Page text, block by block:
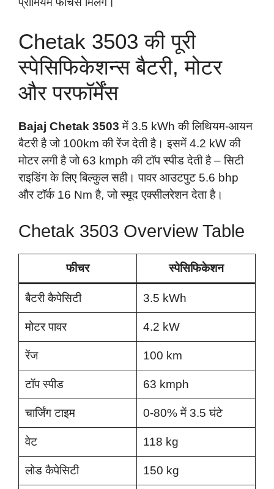
Chetak 3503 की पूरी
स्पेसिफिकेशन्स बैटरी, मोटर
और परफॉर्मेंस
Bajaj Chetak 3503 में 3.5 kWh की लिथियम-आयन
बैटरी है जो 100km की रेंज देती है। इसमें 4.2 kW की
मोटर लगी है जो 63 kmph की टॉप स्पीड देती है – सिटी
राइडिंग के लिए बिल्कुल सही। पावर आउटपुट 5.6 bhp
और टॉर्क 16 Nm है, जो स्मूद एक्सीलरेशन देता है।
Chetak 3503 Overview Table
फीचर स्पेसिफिकेशन
बैटरी कैपेसिटी 3.5 kWh
मोटर पावर 4.2 kW
रेंज 100 km
टॉप स्पीड 63 kmph
चार्जिंग टाइम 0-80% में 3.5 घंटे
वेट 118 kg
लोड कैपेसिटी 150 kg